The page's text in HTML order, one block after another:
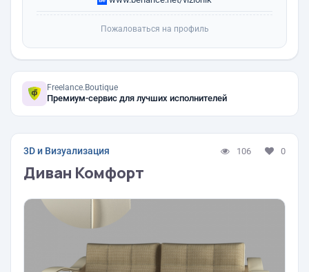
Пожаловаться на профиль
Freelance.Boutique
Премиум-сервис для лучших исполнителей
3D и Визуализация 106 0
Диван Комфорт